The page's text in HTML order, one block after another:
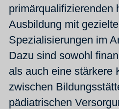
primärqualifizierenden
Ausbildung mit
Spezialisierungen im
Dazu sind sowohl
als auch eine stärkere
zwischen
pädiatrischen